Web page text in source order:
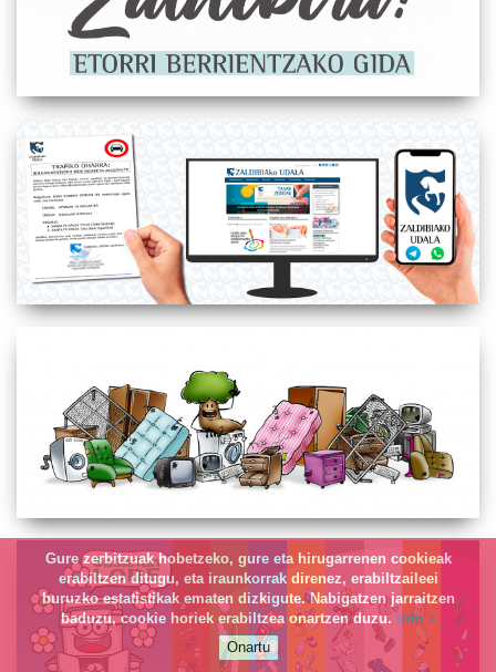
Gure zerbitzuak hobetzeko, gure eta hirugarrenen cookieak
erabiltzen ditugu, eta iraunkorrak direnez, erabiltzaileei
buruzko estatistikak ematen dizkigute. Nabigatzen jarraitzen
baduzu, cookie horiek erabiltzea onartzen duzu. info +